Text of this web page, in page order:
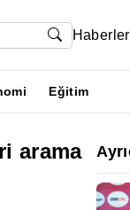
Haberler
Eğitim
arama